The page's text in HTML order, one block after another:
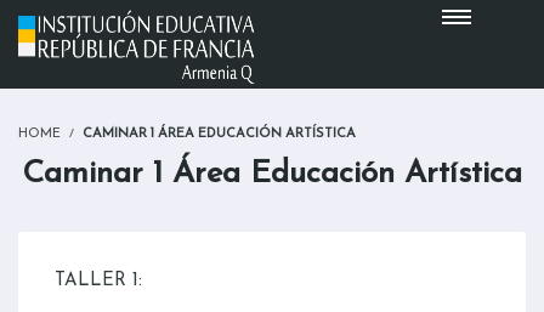
HOME CAMINAR 1 ÁREA EDUCACIÓN ARTÍSTICA
Caminar 1 Área Educación Artística
TALLER 1: